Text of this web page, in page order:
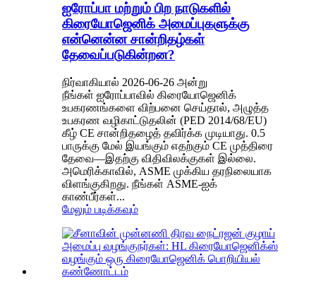
ஐரோப்பா மற்றும் பிற நாடுகளில்
கிரையோஜெனிக் அமைப்புகளுக்கு
என்னென்ன சான்றிதழ்கள்
தேவைப்படுகின்றன?
நிர்வாகியால் 2026-06-26 அன்று
நீங்கள் ஐரோப்பாவில் கிரையோஜெனிக்
உபகரணங்களை விற்பனை செய்தால், அழுத்த
உபகரண வழிகாட்டுதலின் (PED 2014/68/EU)
கீழ் CE சான்றிதழைத் தவிர்க்க முடியாது. 0.5
பாருக்கு மேல் இயங்கும் எதற்கும் CE முத்திரை
தேவை—இதற்கு விதிவிலக்குகள் இல்லை.
அமெரிக்காவில், ASME முக்கிய தரநிலையாக
விளங்குகிறது. நீங்கள் ASME-ஐக்
காண்பீர்கள்...
மேலும் படிக்கவும்